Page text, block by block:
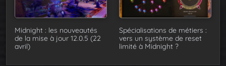
Midnight : les nouveautés
de la mise à jour 12.0.5 (22
avril)
Spécialisations de métiers :
vers un système de reset
limité à Midnight ?